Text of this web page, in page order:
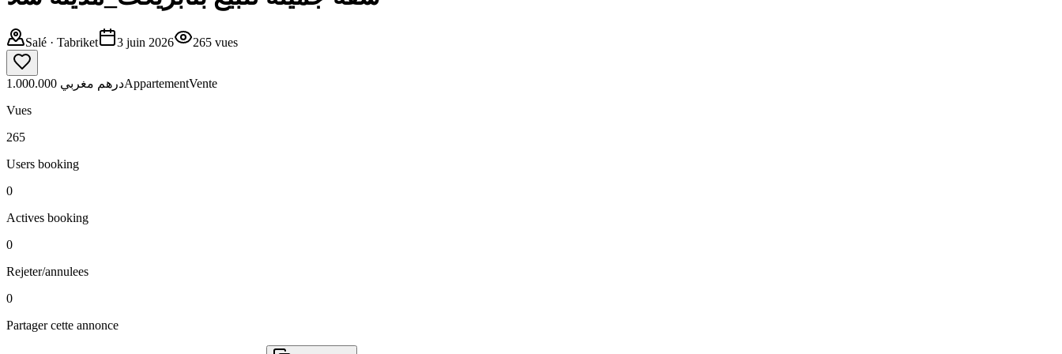
Salé · Tabriket 3 juin 2026 265 vues
1.000.000 درهم مغربيAppartementVente
Vues
265
Users booking
0
Actives booking
0
Rejeter/annulees
0
Partager cette annonce